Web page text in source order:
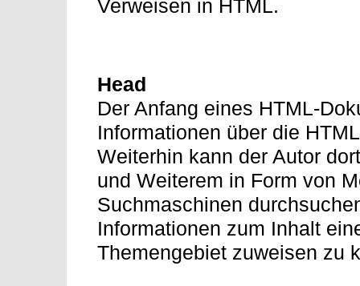
Verweisen in HTML.
Head
Der Anfang eines HTML-
Informationen über die
Weiterhin kann der Autor
und Weiterem in Form von
Suchmaschinen
Informationen zum Inhalt
Themengebiet zuweisen zu